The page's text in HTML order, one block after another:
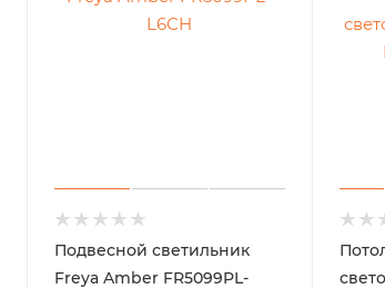
Подвесной светильник
Freya Amber FR5099PL-